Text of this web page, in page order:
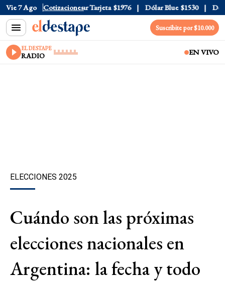
Vie 7 Ago Cotizaciones
Oficial $1520 Dólar Tarjeta $1976 Dólar Blue $1530 Dólar
Suscribite por $10.000
EL DESTAPE
RADIO EN VIVO
ELECCIONES 2025
Cuándo son las próximas
elecciones nacionales en
Argentina: la fecha y todo